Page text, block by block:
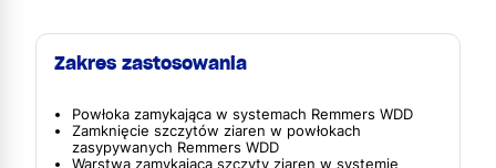
Zakres zastosowania
Powłoka zamykająca w systemach Remmers WDD
Zamknięcie szczytów ziaren w powłokach
zasypywanych Remmers WDD
Warstwa zamykająca szczyty ziaren w systemie